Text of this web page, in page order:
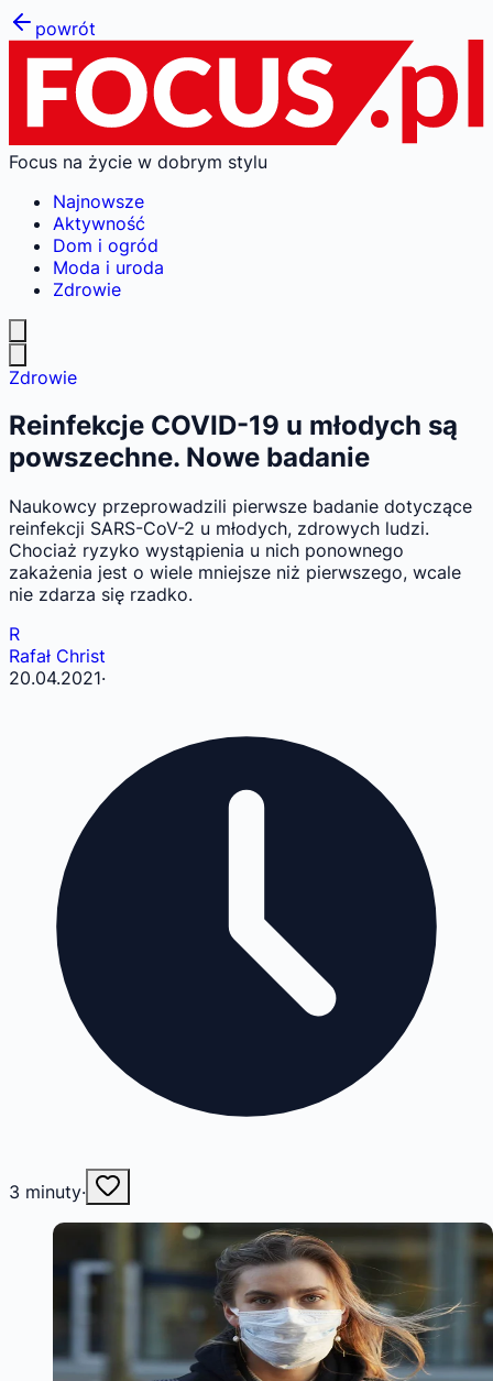
powrót
Focus na życie w dobrym stylu
Najnowsze
Aktywność
Dom i ogród
Moda i uroda
Zdrowie
Zdrowie
Reinfekcje COVID-19 u młodych są
powszechne. Nowe badanie
Naukowcy przeprowadzili pierwsze badanie dotyczące
reinfekcji SARS-CoV-2 u młodych, zdrowych ludzi.
Chociaż ryzyko wystąpienia u nich ponownego
zakażenia jest o wiele mniejsze niż pierwszego, wcale
nie zdarza się rzadko.
R
Rafał Christ
20.04.2021·
3 minuty·